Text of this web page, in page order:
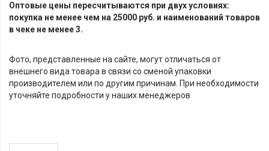
Оптовые цены пересчитываются при двух условиях:
покупка не менее чем на 25000 руб. и наименований товаров
в чеке не менее 3.
Фото, представленные на сайте, могут отличаться от
внешнего вида товара в связи со сменой упаковки
производителем или по другим причинам. При необходимости
уточняйте подробности у наших менеджеров